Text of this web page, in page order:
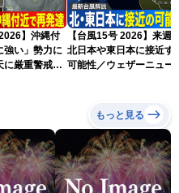
】沖縄付
強い」勢力に
厳重警戒を
【台風15号 2026】来週
北日本や東日本に接近す
可能性／ウェザーニュー
もっと見る